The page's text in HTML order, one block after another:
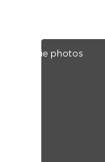
Galerie photos